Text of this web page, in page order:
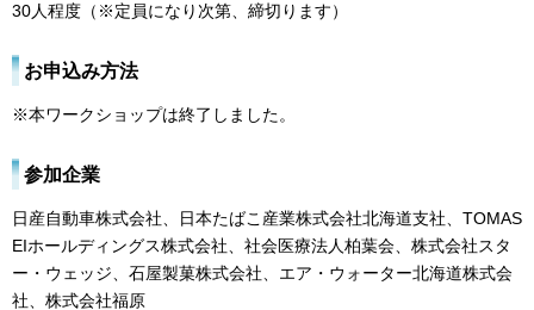
30人程度（※定員になり次第、締切ります）
お申込み方法
※本ワークショップは終了しました。
参加企業
日産自動車株式会社、日本たばこ産業株式会社北海道支社、TOMAS
EIホールディングス株式会社、社会医療法人柏葉会、株式会社スタ
ー・ウェッジ、石屋製菓株式会社、エア・ウォーター北海道株式会
社、株式会社福原